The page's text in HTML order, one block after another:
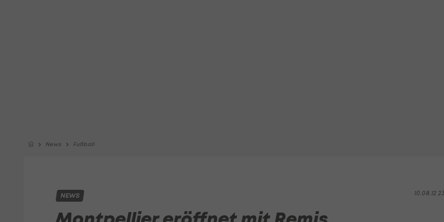
News Fußball
10.08.12
NEWS